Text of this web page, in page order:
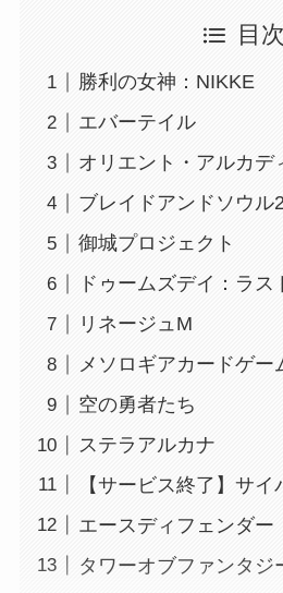
目次
勝利の女神：NIKKE
エバーテイル
オリエント・アルカデ
ブレイドアンドソウル2
御城プロジェクト
ドゥームズデイ：ラス
リネージュM
メソロギアカードゲー
空の勇者たち
ステラアルカナ
【サービス終了】サイ
エースディフェンダー
タワーオブファンタジ